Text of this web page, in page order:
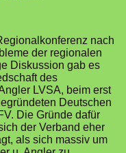
nach
der regionalen
Diskussion gab es
des
LVSA, beim erst
Deutschen
Die Gründe dafür
der Verband eher
als sich massiv um